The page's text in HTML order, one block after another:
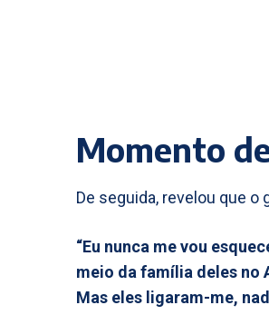
Momento
De seguida, revelou que
“Eu nunca me vou
meio da família deles no
Mas eles ligaram-me,